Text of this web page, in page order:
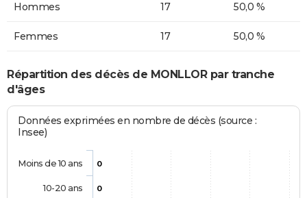
Hommes 17 50,0 %
Femmes 17 50,0 %
Répartition des décès de MONLLOR par tranche
d'âges
Données exprimées en nombre de décès (source :
Insee)
0
0
Moins de 10 ans
10-20 ans